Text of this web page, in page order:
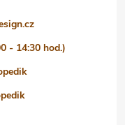
- 14:30 hod.)